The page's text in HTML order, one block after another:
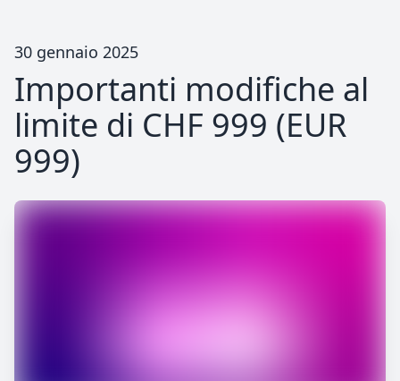
30 gennaio 2025
Importanti modifiche al
limite di CHF 999 (EUR
999)